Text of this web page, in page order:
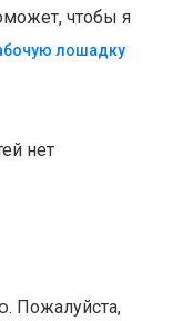
чтобы я
лошадку
нет
Пожалуйста,